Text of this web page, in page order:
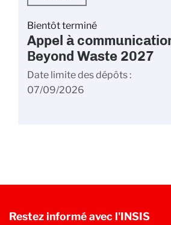
Bientôt terminé
Appel à
Beyond Waste 2027
Date limite des dépôts
07/09/2026
Restez informé avec l'INSIS